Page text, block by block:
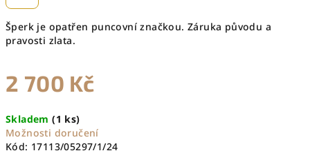
Šperk je opatřen puncovní značkou. Záruka původu a
pravosti zlata.
2 700 Kč
cena:
Skladem(1 ks)
Možnosti doručení
Kód: 17113/05297/1/24